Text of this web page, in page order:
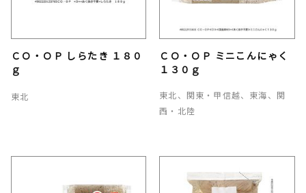
ＣＯ・ＯＰ しらたき １８０
ｇ
東北
ＣＯ・ＯＰ ミニこんにゃく
１３０ｇ
東北、関東・甲信越、東海、関
西・北陸